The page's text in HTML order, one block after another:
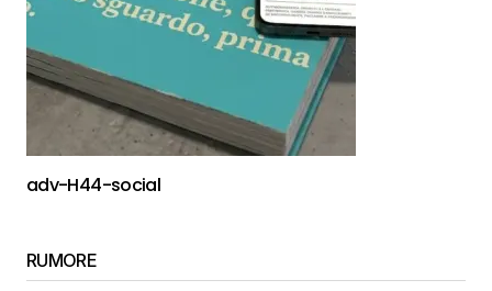
adv-H44-social
RUMORE